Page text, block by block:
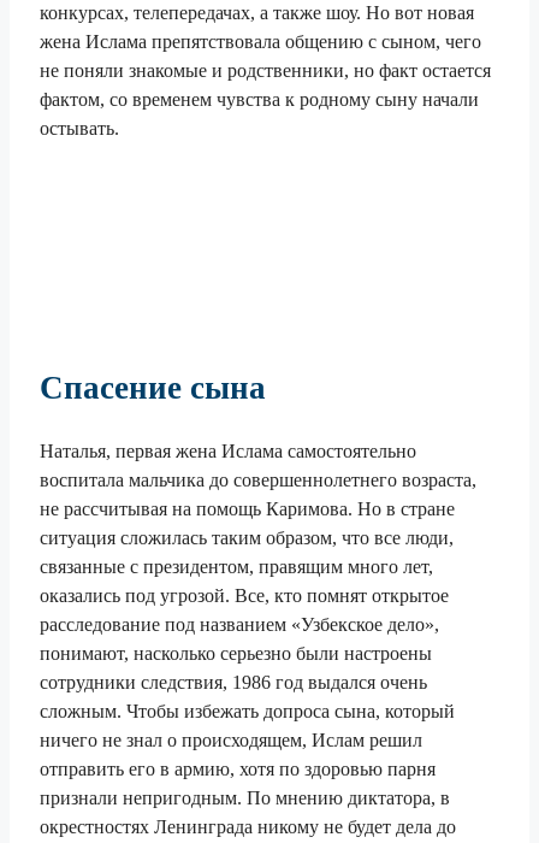
конкурсах, телепередачах, а также шоу. Но вот новая
жена Ислама препятствовала общению с сыном, чего
не поняли знакомые и родственники, но факт остается
фактом, со временем чувства к родному сыну начали
остывать.
Спасение сына
Наталья, первая жена Ислама самостоятельно
воспитала мальчика до совершеннолетнего возраста,
не рассчитывая на помощь Каримова. Но в стране
ситуация сложилась таким образом, что все люди,
связанные с президентом, правящим много лет,
оказались под угрозой. Все, кто помнят открытое
расследование под названием «Узбекское дело»,
понимают, насколько серьезно были настроены
сотрудники следствия, 1986 год выдался очень
сложным. Чтобы избежать допроса сына, который
ничего не знал о происходящем, Ислам решил
отправить его в армию, хотя по здоровью парня
признали непригодным. По мнению диктатора, в
окрестностях Ленинграда никому не будет дела до